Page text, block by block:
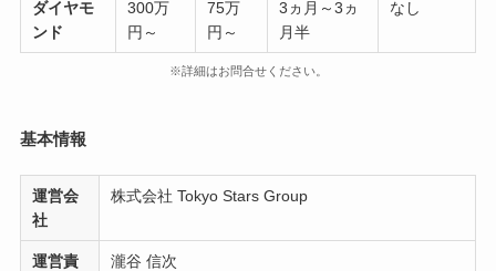
ダイヤモ
ンド
300万
円～
75万
円～
3ヵ月～3ヵ
月半
なし
※詳細はお問合せください。
基本情報
運営会
社
株式会社 Tokyo Stars Group
運営責
瀧谷 信次